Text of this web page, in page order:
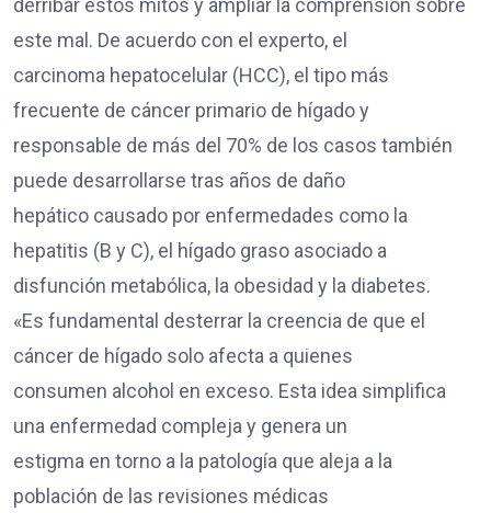
derribar estos mitos y ampliar la comprensión sobre
este mal. De acuerdo con el experto, el
carcinoma hepatocelular (HCC), el tipo más
frecuente de cáncer primario de hígado y
responsable de más del 70% de los casos también
puede desarrollarse tras años de daño
hepático causado por enfermedades como la
hepatitis (B y C), el hígado graso asociado a
disfunción metabólica, la obesidad y la diabetes.
«Es fundamental desterrar la creencia de que el
cáncer de hígado solo afecta a quienes
consumen alcohol en exceso. Esta idea simplifica
una enfermedad compleja y genera un
estigma en torno a la patología que aleja a la
población de las revisiones médicas